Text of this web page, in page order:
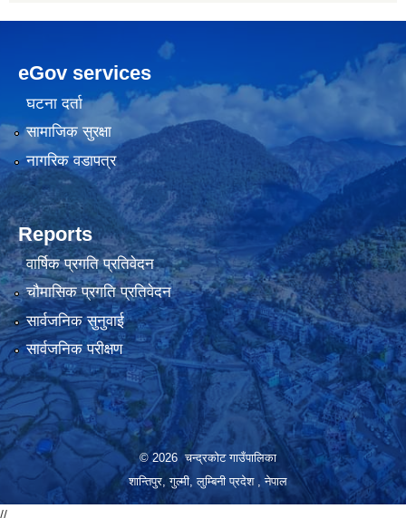
eGov services
घटना दर्ता
सामाजिक सुरक्षा
नागरिक वडापत्र
Reports
वार्षिक प्रगति प्रतिवेदन
चौमासिक प्रगति प्रतिवेदन
सार्वजनिक सुनुवाई
सार्वजनिक परीक्षण
© 2026 चन्द्रकोट गाउँपालिका
शान्तिपुर, गुल्मी, लुम्बिनी प्रदेश , नेपाल
//